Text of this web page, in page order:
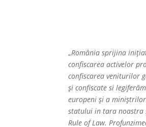
„România sprijina
confiscarea activelor
confiscarea veniturilor
și confiscate si
europeni şi a
statului in tara noastra
Rule of Law.